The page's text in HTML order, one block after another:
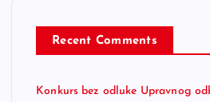
Recent Comments
Konkurs bez odluke Upravnog